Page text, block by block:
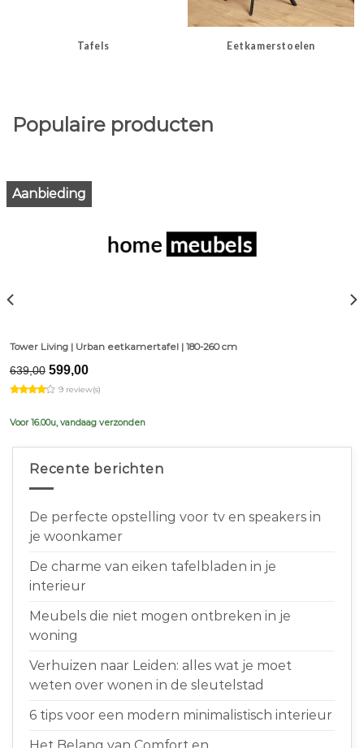
Tafels Eetkamerstoelen
Populaire producten
Aanbieding
Tower Living | Urban eetkamertafel | 180-260 cm
639,00 Original
price
was:
599,00Current
is:
9 review(s)
Voor 16.00u, vandaag verzonden
Recente berichten
De perfecte opstelling voor tv en speakers in
je woonkamer
De charme van eiken tafelbladen in je
interieur
Meubels die niet mogen ontbreken in je
woning
Verhuizen naar Leiden: alles wat je moet
weten over wonen in de sleutelstad
6 tips voor een modern minimalistisch interieur